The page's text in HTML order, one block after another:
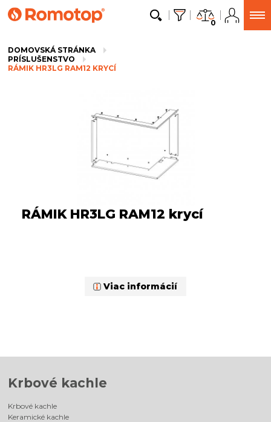
0
DOMOVSKÁ STRÁNKA
PRÍSLUŠENSTVO
RÁMIK HR3LG RAM12 KRYCÍ
RÁMIK HR3LG RAM12 krycí
Viac informácií
Krbové kachle
Krbové kachle
Keramické kachle